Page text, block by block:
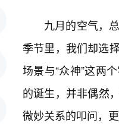
九月的空气，
季节里，我们却选
场景与“众神”这两
的诞生，并非偶然
微妙关系的叩问，